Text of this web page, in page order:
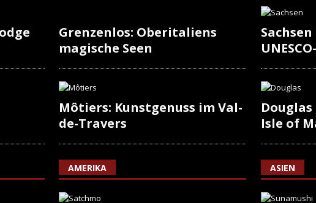
Grenzenlos: Oberitaliens
magische Seen
Môtiers: Kunstgenuss im Val-
de-Travers
AMERIKA
Douglas
Isle of
ASIEN